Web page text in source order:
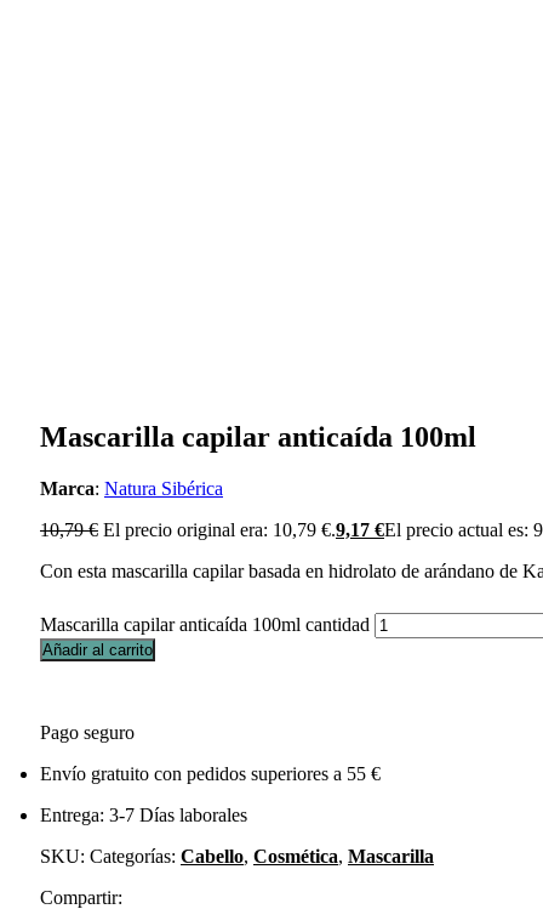
Mascarilla capilar anticaída 100ml
Marca: Natura Sibérica
10,79€ El precio original era: 10,79 €.9,17 €El precio actual es:
Con esta mascarilla capilar basada en hidrolato de arándano de
Mascarilla capilar anticaída 100ml cantidad
Añadir al carrito
Pago seguro
Envío gratuito con pedidos superiores a 55 €
Entrega: 3-7 Días laborales
SKU: Categorías: Cabello, Cosmética, Mascarilla
Compartir: